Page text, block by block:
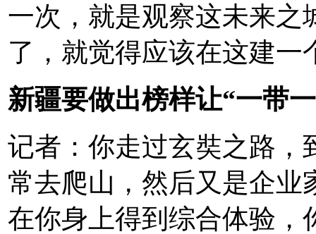
一次，就是观察这未来之
了，就觉得应该在这建
新疆要做出榜样让“一带
记者：你走过玄奘之路，
常去爬山，然后又是企业
在你身上得到综合体验，